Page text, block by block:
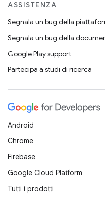
ASSISTENZA
Segnala un bug della
Segnala un bug della
Google Play support
Partecipa a studi di ricerca
Android
Chrome
Firebase
Google Cloud Platform
Tutti i prodotti